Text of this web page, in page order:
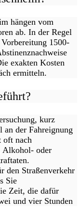
hängen vom
ab. In der Regel
1500-
exakten Kosten
ermitteln.
kurz
der Fahreignung
oft nach
Alkohol- oder
den Straßenverkehr
Sie
Zeit, die dafür
und vier Stunden